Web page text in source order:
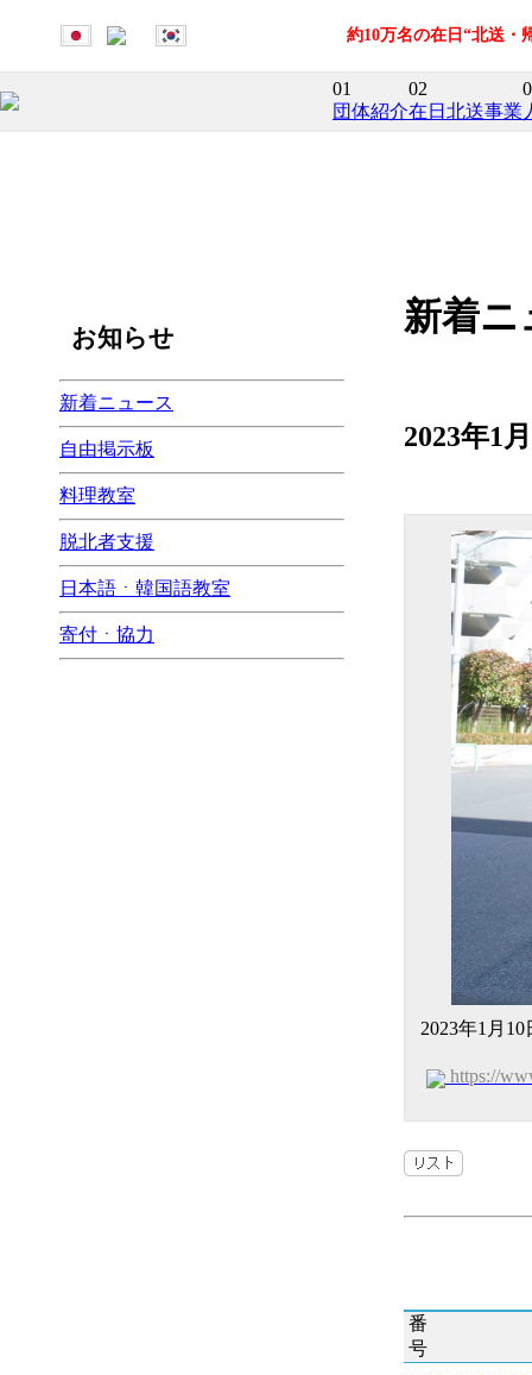
約10万名の在日“北送・
01
団体紹介
02
在日北送事業
お知らせ
新着ニュース
自由掲示板
料理教室
脱北者支援
日本語ㆍ韓国語教室
寄付ㆍ協力
新着ニ
2023年1
2023年1月
https://
番
号